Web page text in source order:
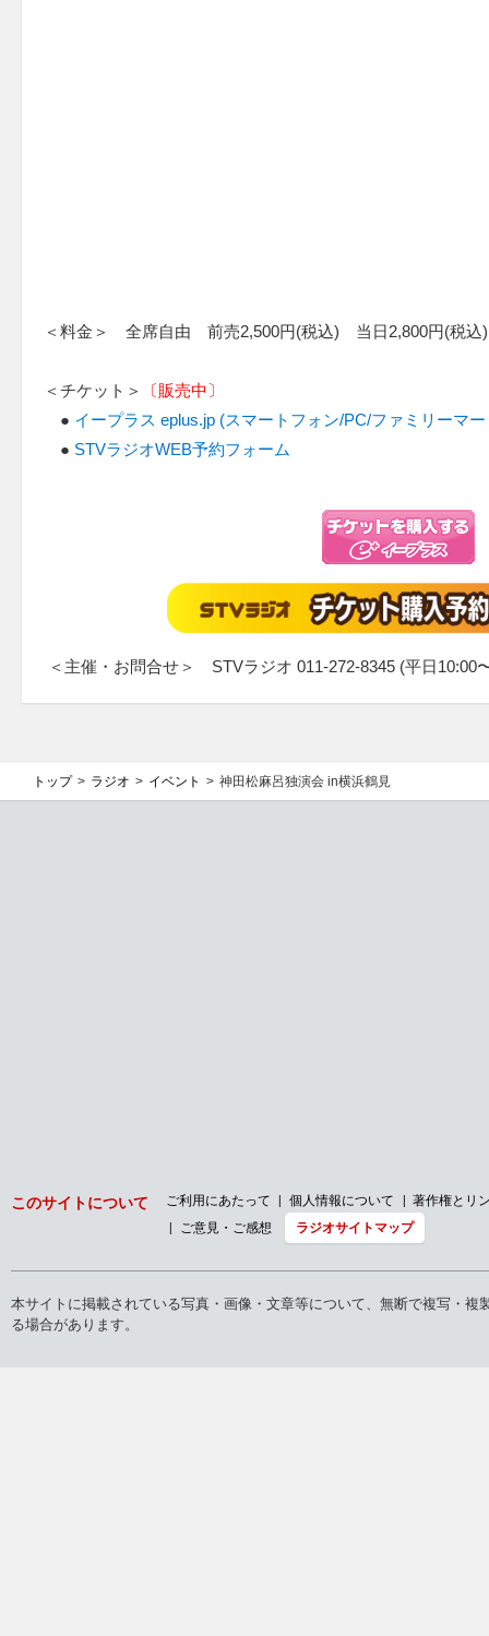
＜料金＞ 全席自由 前売2,500円(税込) 当日2,800円(税
＜チケット＞
〔販売中〕
● イープラス eplus.jp (スマートフォン/PC/ファミリーマ
● STVラジオWEB予約フォーム
＜主催・お問合せ＞ STVラジオ 011-272-8345 (平日10:00
トップ ラジオ イベント 神田松麻呂独演会 in横浜鶴見
このサイトについて ご利用にあたって 個人情報について
著作権とリ
ご意見・ご感想
ラジオサイトマップ
本サイトに掲載されている写真・画像・文章等について、無断で複写・
る場合があります。